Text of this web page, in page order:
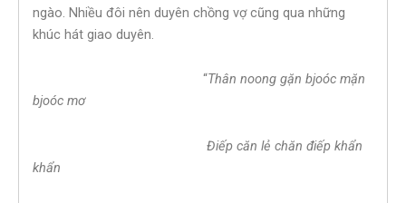
ngào. Nhiều đôi nên duyên chồng vợ cũng qua những
khúc hát giao duyên.
“Thân noong gặn bjoóc mặn
bjoóc mơ
Điếp căn lẻ chăn điếp khẩn
khẩn